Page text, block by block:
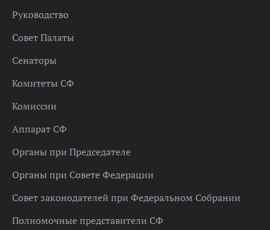
Руководство
Совет Палаты
Сенаторы
Комитеты СФ
Комиссии
Аппарат СФ
Органы при Председателе
Органы при Совете Федерации
Совет законодателей при Федеральном Собрании
Полномочные представители СФ